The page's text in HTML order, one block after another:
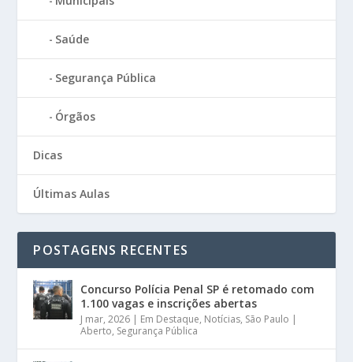
Saúde
Segurança Pública
Órgãos
Dicas
Últimas Aulas
POSTAGENS RECENTES
Concurso Polícia Penal SP é retomado com
1.100 vagas e inscrições abertas
J mar, 2026 | Em Destaque, Notícias, São Paulo |
Aberto, Segurança Pública